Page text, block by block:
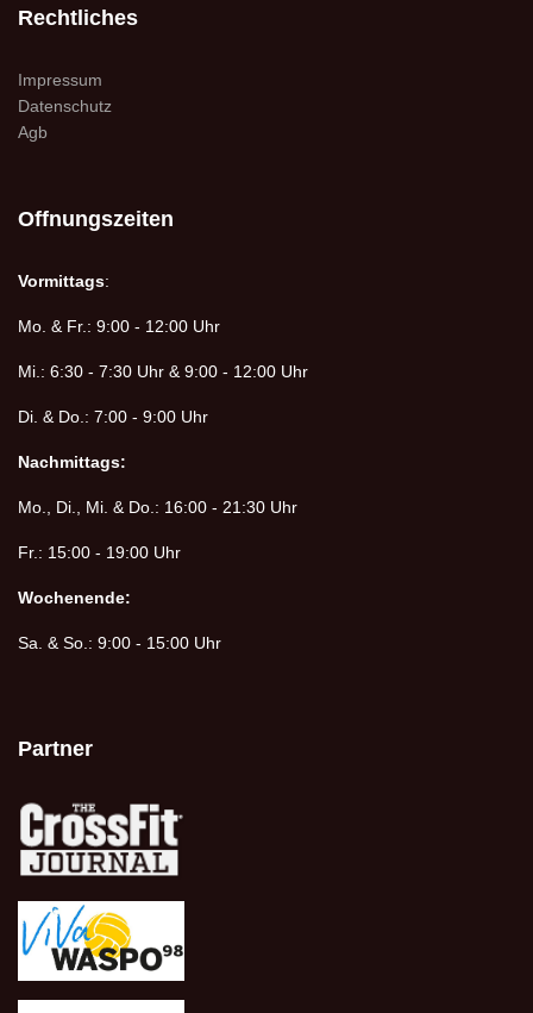
Rechtliches
Impressum
Datenschutz
Agb
Offnungszeiten
Vormittags:
Mo. & Fr.: 9:00 - 12:00 Uhr
Mi.: 6:30 - 7:30 Uhr & 9:00 - 12:00 Uhr
Di. & Do.: 7:00 - 9:00 Uhr
Nachmittags:
Mo., Di., Mi. & Do.: 16:00 - 21:30 Uhr
Fr.: 15:00 - 19:00 Uhr
Wochenende:
Sa. & So.: 9:00 - 15:00 Uhr
Partner